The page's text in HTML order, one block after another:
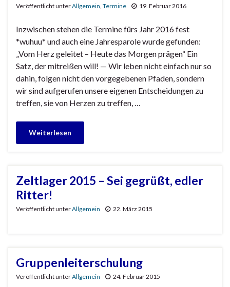
Veröffentlicht unterAllgemein, Termine 19. Februar 2016
Inzwischen stehen die Termine fürs Jahr 2016 fest
*wuhuu* und auch eine Jahresparole wurde gefunden:
„Vom Herz geleitet – Heute das Morgen prägen“ Ein
Satz, der mitreißen will! — Wir leben nicht einfach nur so
dahin, folgen nicht den vorgegebenen Pfaden, sondern
wir sind aufgerufen unsere eigenen Entscheidungen zu
treffen, sie von Herzen zu treffen, …
Weiterlesen
Zeltlager 2015 – Sei gegrüßt, edler
Ritter!
Veröffentlicht unterAllgemein 22. März 2015
Gruppenleiterschulung
Veröffentlicht unterAllgemein 24. Februar 2015